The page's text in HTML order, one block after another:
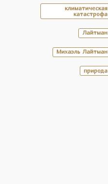
климатическая
катастрофа
Лайтман
Михаэль Лайтман
природа